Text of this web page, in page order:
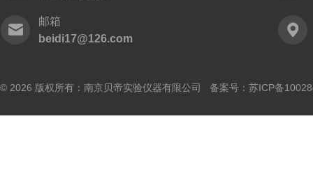
邮箱
beidi17@126.com
© 2026 版权所有：南京贝帝实验仪器有限公司 备案号： 苏ICP备